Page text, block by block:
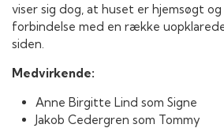
viser sig dog, at huset er hjemsøgt
forbindelse med en række
siden.
Medvirkende:
Anne Birgitte Lind som Signe
Jakob Cedergren som Tommy